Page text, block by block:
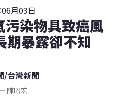
月03日
污染物具致癌風
期暴露卻不知
/台灣新聞
陳昭宏